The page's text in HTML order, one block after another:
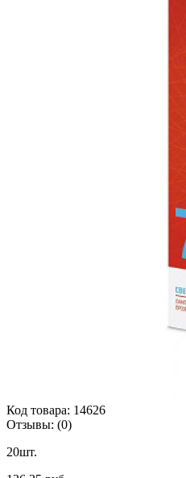
Код товара: 14626
Отзывы: (0)
20шт.